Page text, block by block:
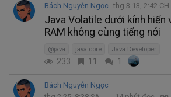
Bách Nguyễn Ngọc thg 3 13, 2:42 CH
Java Volatile dưới kính hiển
RAM không cùng tiếng nói
@java java core Java Developer
233 11 1
Bách Nguyễn Ngọc